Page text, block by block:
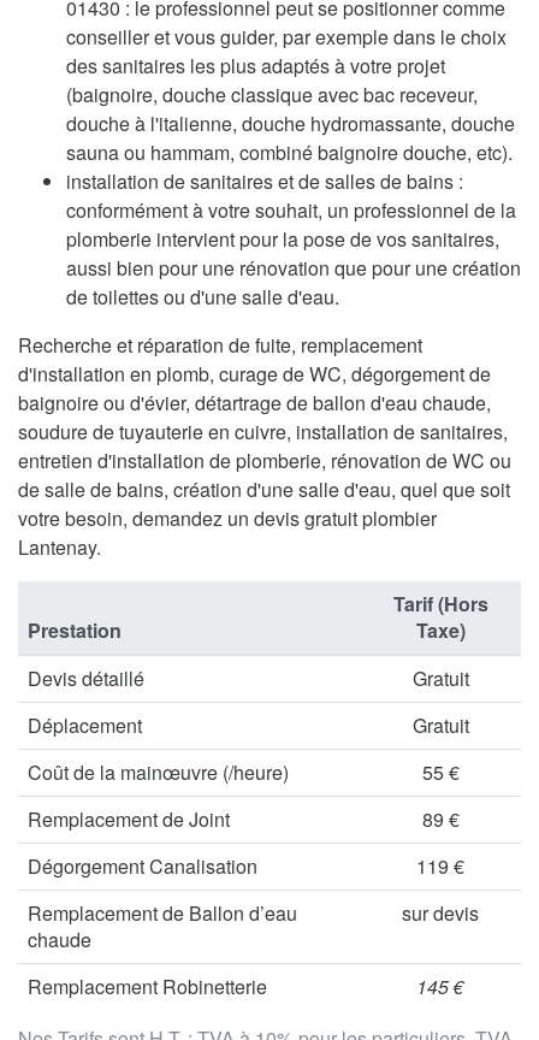
01430 : le professionnel peut se positionner comme
conseiller et vous guider, par exemple dans le choix
des sanitaires les plus adaptés à votre projet
(baignoire, douche classique avec bac receveur,
douche à l'italienne, douche hydromassante, douche
sauna ou hammam, combiné baignoire douche, etc).
installation de sanitaires et de salles de bains :
conformément à votre souhait, un professionnel de la
plomberie intervient pour la pose de vos sanitaires,
aussi bien pour une rénovation que pour une création
de toilettes ou d'une salle d'eau.
Recherche et réparation de fuite, remplacement
d'installation en plomb, curage de WC, dégorgement de
baignoire ou d'évier, détartrage de ballon d'eau chaude,
soudure de tuyauterie en cuivre, installation de sanitaires,
entretien d'installation de plomberie, rénovation de WC ou
de salle de bains, création d'une salle d'eau, quel que soit
votre besoin, demandez un devis gratuit plombier
Lantenay.
Prestation
Tarif (Hors
Taxe)
Devis détaillé
Gratuit
Déplacement
Gratuit
Coût de la mainœuvre (/heure)
55 €
Remplacement de Joint
89 €
Dégorgement Canalisation
119 €
Remplacement de Ballon d’eau
chaude
sur devis
Remplacement Robinetterie 145 €